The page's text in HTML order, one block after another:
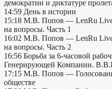
демократии и диктатуре
14:59 День в истории
15:18 М.В. Попов — LenRu
на вопросы. Часть 1
16:02 М.В. Попов — LenRu
на вопросы. Часть 2
16:56 Борьба за 6-часовой
Генерирующей Компании.
17:15 М.В. Попов —
обществе